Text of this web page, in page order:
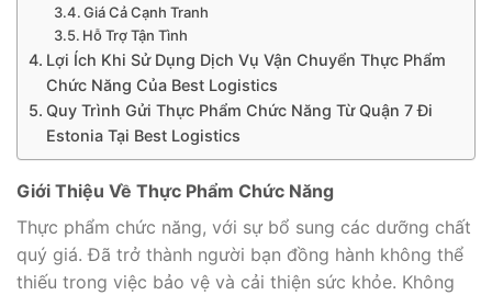
Giá Cả Cạnh Tranh
Hỗ Trợ Tận Tình
Lợi Ích Khi Sử Dụng Dịch Vụ Vận Chuyển Thực Phẩm
Chức Năng Của Best Logistics
Quy Trình Gửi Thực Phẩm Chức Năng Từ Quận 7 Đi
Estonia Tại Best Logistics
Giới Thiệu Về Thực Phẩm Chức Năng
Thực phẩm chức năng, với sự bổ sung các dưỡng chất
quý giá. Đã trở thành người bạn đồng hành không thể
thiếu trong việc bảo vệ và cải thiện sức khỏe. Không